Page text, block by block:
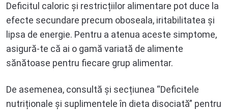
Deficitul caloric și restricțiilor alimentare pot duce la
efecte secundare precum oboseala, iritabilitatea și
lipsa de energie. Pentru a atenua aceste simptome,
asigură-te că ai o gamă variată de alimente
sănătoase pentru fiecare grup alimentar.
De asemenea, consultă și secțiunea “Deficitele
nutriționale și suplimentele în dieta disociată” pentru